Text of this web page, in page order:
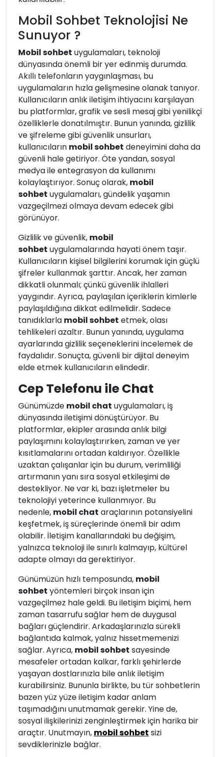
Mobil Sohbet Teknolojisi Ne
Sunuyor ?
Mobil sohbet uygulamaları, teknoloji
dünyasında önemli bir yer edinmiş durumda.
Akıllı telefonların yaygınlaşması, bu
uygulamaların hızla gelişmesine olanak tanıyor.
Kullanıcıların anlık iletişim ihtiyacını karşılayan
bu platformlar, grafik ve sesli mesaj gibi yenilikçi
özelliklerle donatılmıştır. Bunun yanında, gizlilik
ve şifreleme gibi güvenlik unsurları,
kullanıcıların mobil sohbet deneyimini daha da
güvenli hale getiriyor. Öte yandan, sosyal
medya ile entegrasyon da kullanımı
kolaylaştırıyor. Sonuç olarak, mobil
sohbet uygulamaları, gündelik yaşamın
vazgeçilmezi olmaya devam edecek gibi
görünüyor.
Gizlilik ve güvenlik, mobil
sohbet uygulamalarında hayati önem taşır.
Kullanıcıların kişisel bilgilerini korumak için güçlü
şifreler kullanmak şarttır. Ancak, her zaman
dikkatli olunmalı; çünkü güvenlik ihlalleri
yaygındır. Ayrıca, paylaşılan içeriklerin kimlerle
paylaşıldığına dikkat edilmelidir. Sadece
tanıdıklarla mobil sohbet etmek, olası
tehlikeleri azaltır. Bunun yanında, uygulama
ayarlarında gizlilik seçeneklerini incelemek de
faydalıdır. Sonuçta, güvenli bir dijital deneyim
elde etmek kullanıcıların elindedir.
Cep Telefonu ile Chat
Günümüzde mobil chat uygulamaları, iş
dünyasında iletişimi dönüştürüyor. Bu
platformlar, ekipler arasında anlık bilgi
paylaşımını kolaylaştırırken, zaman ve yer
kısıtlamalarını ortadan kaldırıyor. Özellikle
uzaktan çalışanlar için bu durum, verimliliği
artırmanın yanı sıra sosyal etkileşimi de
destekliyor. Ne var ki, bazı işletmeler bu
teknolojiyi yeterince kullanmıyor. Bu
nedenle, mobil chat araçlarının potansiyelini
keşfetmek, iş süreçlerinde önemli bir adım
olabilir. İletişim kanallarındaki bu değişim,
yalnızca teknoloji ile sınırlı kalmayıp, kültürel
adapte olmayı da gerektiriyor.
Günümüzün hızlı temposunda, mobil
sohbet yöntemleri birçok insan için
vazgeçilmez hale geldi. Bu iletişim biçimi, hem
zaman tasarrufu sağlar hem de duygusal
bağları güçlendirir. Arkadaşlarınızla sürekli
bağlantıda kalmak, yalnız hissetmemenizi
sağlar. Ayrıca, mobil sohbet sayesinde
mesafeler ortadan kalkar, farklı şehirlerde
yaşayan dostlarınızla bile anlık iletişim
kurabilirsiniz. Bununla birlikte, bu tür sohbetlerin
bazen yüz yüze iletişim kadar anlam
taşımadığını unutmamak gerekir. Yine de,
sosyal ilişkilerinizi zenginleştirmek için harika bir
araçtır. Unutmayın, mobil sohbet sizi
sevdiklerinizle bağlar.